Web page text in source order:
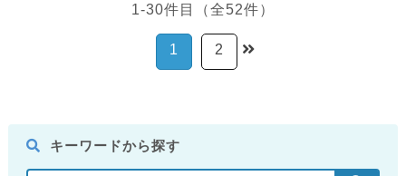
1-30件目（全52件）
1 2
キーワードから探す